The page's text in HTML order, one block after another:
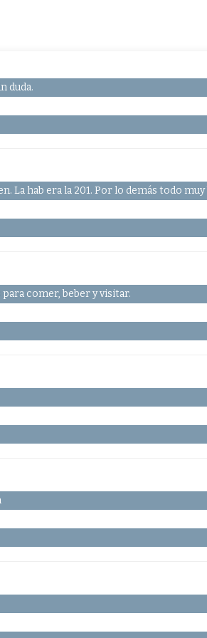
duda.
La hab era la 201. Por lo demás todo
comer, beber y visitar.